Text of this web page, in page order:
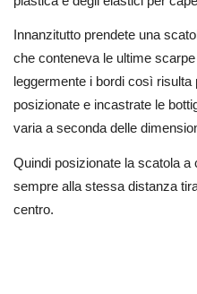
Innanzitutto prendete una
che conteneva le ultime
leggermente i bordi così risulta
posizionate e incastrate le
varia a seconda delle
Quindi posizionate la scatola
sempre alla stessa distanza
centro.